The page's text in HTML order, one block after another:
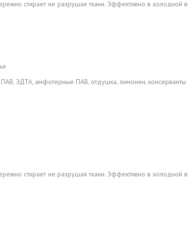
стирает не разрушая ткани. Эффективно в холодной
ЭДТА, амфотерные ПАВ, отдушка, лимонен, консерванты
стирает не разрушая ткани. Эффективно в холодной